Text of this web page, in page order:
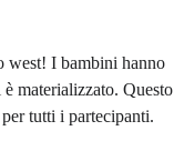
west! I bambini hanno
materializzato. Questo
tutti i partecipanti.